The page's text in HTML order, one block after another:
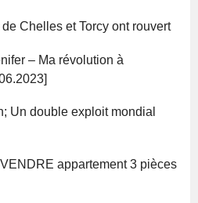
Chelles et Torcy ont rouvert
– Ma révolution à
Un double exploit mondial
appartement 3 pièces